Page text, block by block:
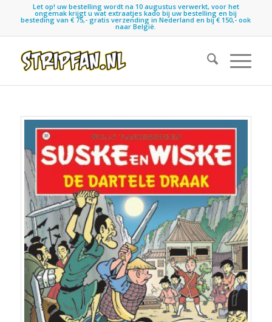
Let op! uw bestelling wordt na 10 augustus verwerkt, voor het
ongemak krijgt u wat extraatjes kado bij uw bestelling en bij
besteding van € 75,- gratis verzending in Nederland en bij € 150,- ook
naar België.